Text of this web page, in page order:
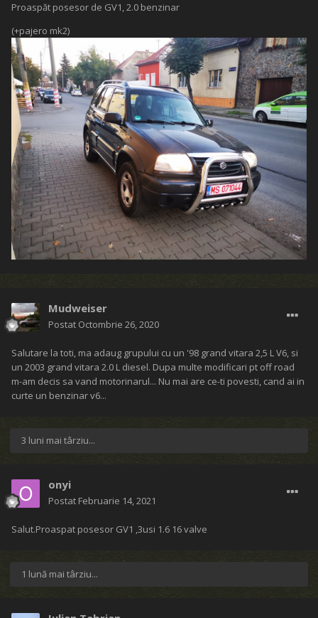
Proaspăt posesor de GV1, 2.0 benzinar
(+pajero mk2)
Mudweiser
Postat Octombrie 26, 2020
Salutare la toti, ma adaug grupului cu un '98 grand vitara 2,5 L V6, si
un 2003 grand vitara 2.0 L diesel. Dupa multe modificari pt off road
m-am decis sa vand motorinarul... Nu mai are ce-ti povesti, cand ai in
curte un benzinar v6...
3 luni mai târziu...
onyi
Postat Februarie 14, 2021
Salut.Proaspat posesor GV1 ,3usi 1.6 16 valve
1 lună mai târziu...